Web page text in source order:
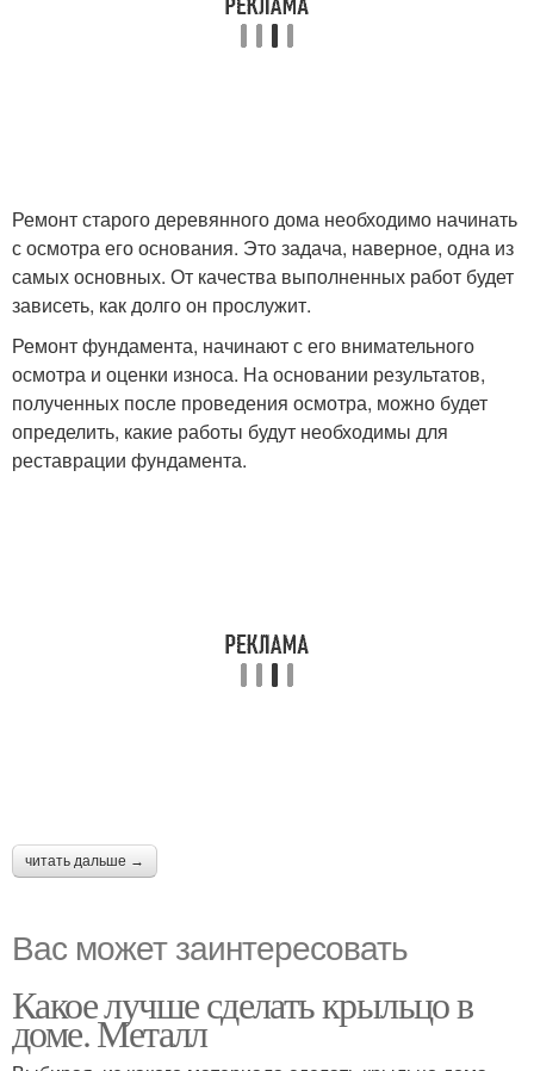
Ремонт старого деревянного дома необходимо начинать
с осмотра его основания. Это задача, наверное, одна из
самых основных. От качества выполненных работ будет
зависеть, как долго он прослужит.
Ремонт фундамента, начинают с его внимательного
осмотра и оценки износа. На основании результатов,
полученных после проведения осмотра, можно будет
определить, какие работы будут необходимы для
реставрации фундамента.
читать дальше →
Вас может заинтересовать
Какое лучше сделать крыльцо в
доме. Металл